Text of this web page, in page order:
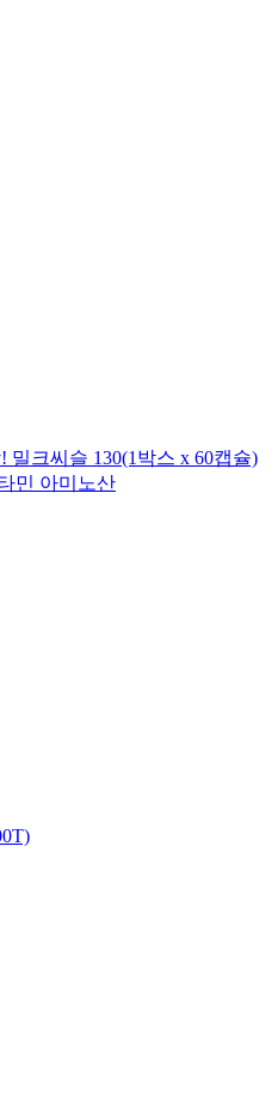
크씨슬 130(1박스 x 60캡슐)
민 아미노산